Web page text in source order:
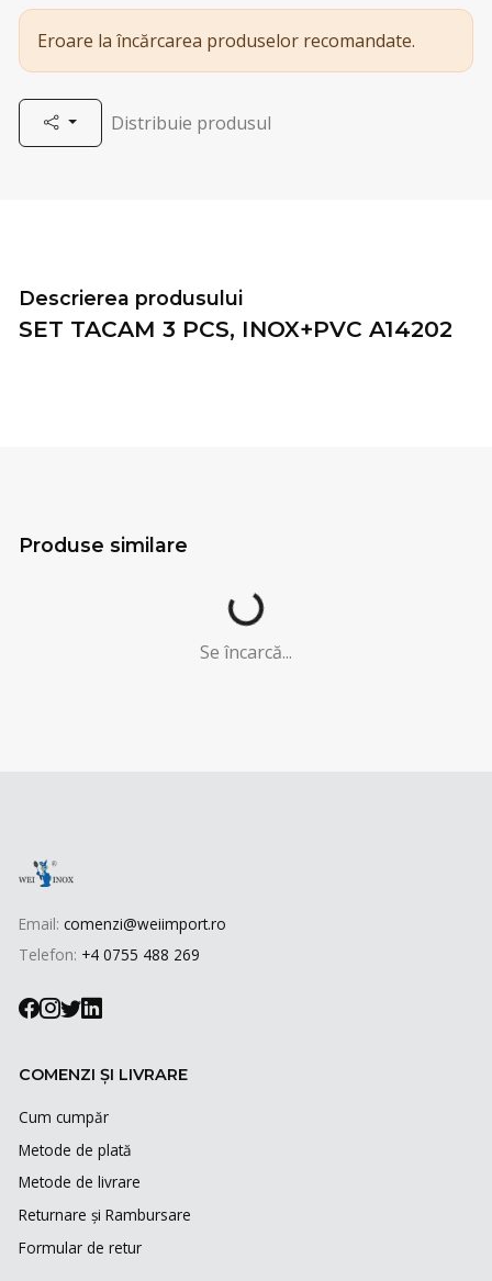
Eroare la încărcarea produselor recomandate.
Distribuie produsul
Descrierea produsului
SET TACAM 3 PCS, INOX+PVC A14202
Produse similare
Se încarcă...
Se încarcă...
Email: comenzi@weiimport.ro
Telefon: +4 0755 488 269
COMENZI ȘI LIVRARE
Cum cumpăr
Metode de plată
Metode de livrare
Returnare și Rambursare
Formular de retur